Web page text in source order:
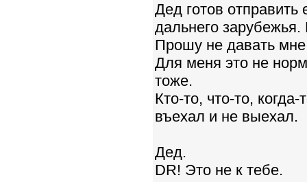
Дед готов отправить
дальнего
Прошу не давать
Для меня это не
тоже.
Кто-то, что-то,
въехал и не выехал.
Дед.
DR! Это не к тебе.